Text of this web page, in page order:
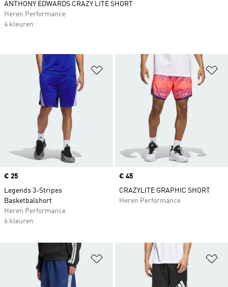
Op verlanglijst zetten
Price
€ 25
Legends 3-Stripes
Basketbalshort
Heren Performance
6 kleuren
Price
€ 45
CRAZYLITE GRAPHIC SHORT
Heren Performance
Op verlanglijst zetten
ANTHONY EDWARDS CRAZY LITE SHORT
Heren Performance
4 kleuren